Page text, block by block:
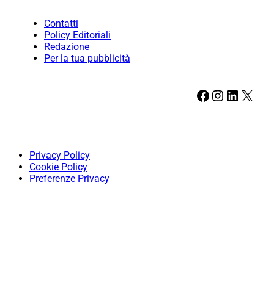
Contatti
Policy Editoriali
Redazione
Per la tua pubblicità
Facebook Instagram LinkedIn X
Privacy Policy
Cookie Policy
Preferenze Privacy